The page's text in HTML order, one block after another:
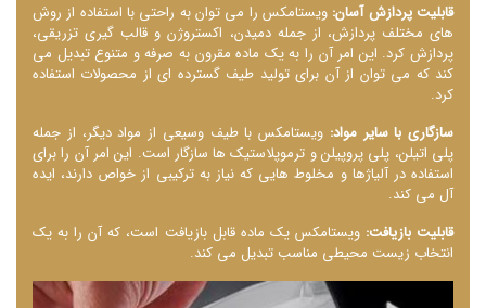
قابلیت پردازش آسان: ویستامکس را می ‌توان به راحتی با استفاده از روش‌
های مختلف پردازش، از جمله دمیدن، اکستروژن و قالب ‌گیری تزریقی،
پردازش کرد. این امر آن را به یک ماده مقرون به صرفه و متنوع تبدیل می‌
کند که می ‌توان از آن برای تولید طیف گسترده ‌ای از محصولات استفاده
کرد.
سازگاری با سایر مواد: ویستامکس با طیف وسیعی از مواد دیگر، از جمله
پلی اتیلن، پلی پروپیلن و ترموپلاستیک ‌ها سازگار است. این امر آن را برای
استفاده در آلیاژها و مخلوط‌ هایی که نیاز به ترکیبی از خواص دارند، ایده
‌آل می ‌کند.
قابلیت بازیافت: ویستامکس یک ماده قابل بازیافت است، که آن را به یک
انتخاب زیست ‌محیطی مناسب تبدیل می ‌کند.